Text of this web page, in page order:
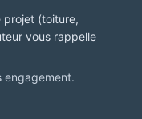
projet (toiture,
vous rappelle
engagement.